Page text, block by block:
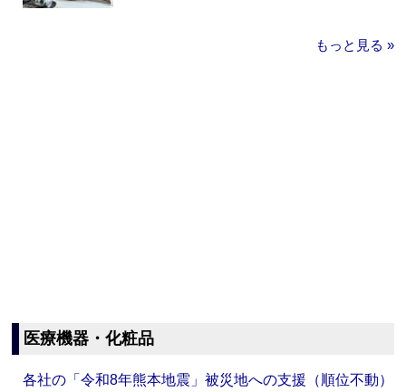
もっと見る »
医療機器・化粧品
各社の「令和8年熊本地震」被災地への支援（順位不動）